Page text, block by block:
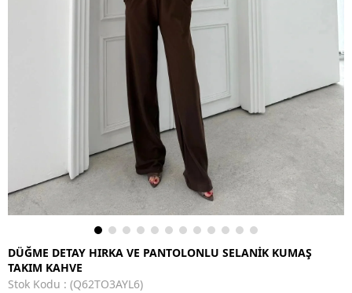
DÜĞME DETAY HIRKA VE PANTOLONLU SELANİK KUMAŞ
TAKIM KAHVE
Stok Kodu
(Q62TO3AYL6)